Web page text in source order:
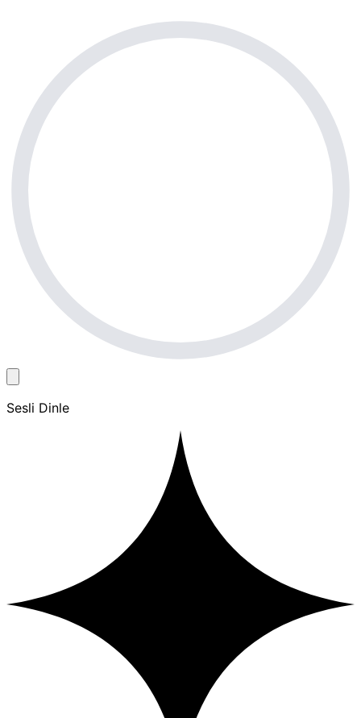
Sesli Dinle